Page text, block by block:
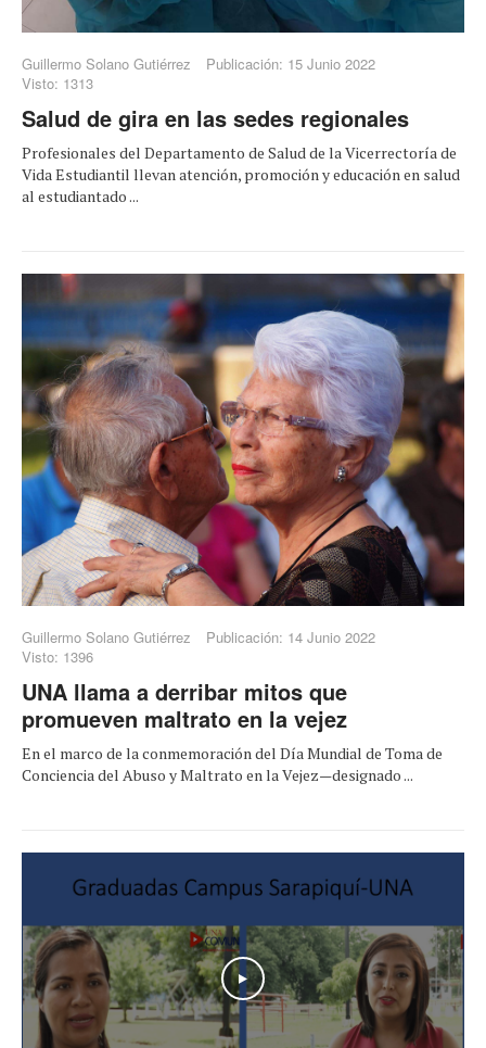
Guillermo Solano Gutiérrez
Publicación: 15 Junio 2022
Visto: 1313
Salud de gira en las sedes regionales
Profesionales del Departamento de Salud de la Vicerrectoría de
Vida Estudiantil llevan atención, promoción y educación en salud
al estudiantado ...
Guillermo Solano Gutiérrez
Publicación: 14 Junio 2022
Visto: 1396
UNA llama a derribar mitos que
promueven maltrato en la vejez
En el marco de la conmemoración del Día Mundial de Toma de
Conciencia del Abuso y Maltrato en la Vejez—designado ...
Play